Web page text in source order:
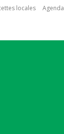
locales Agenda